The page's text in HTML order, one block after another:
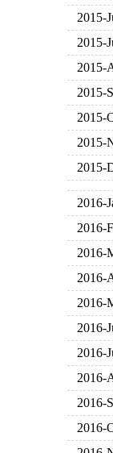
2015-
2015-
2015-
2015-
2015-
2015-
2015-
2016-
2016-
2016-
2016-
2016-
2016-
2016-
2016-
2016-
2016-